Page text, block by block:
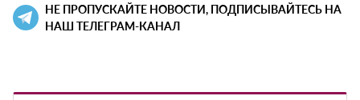
НЕ ПРОПУСКАЙТЕ НОВОСТИ, ПОДПИСЫВАЙТЕСЬ НА
НАШ ТЕЛЕГРАМ-КАНАЛ